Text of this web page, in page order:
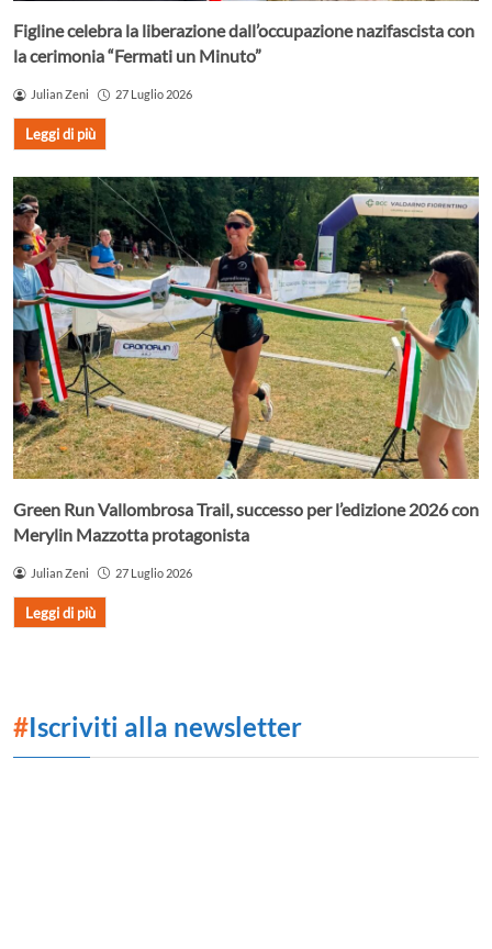
Figline celebra la liberazione dall’occupazione nazifascista con
la cerimonia “Fermati un Minuto”
Julian Zeni 27 Luglio 2026
Leggi di più
Green Run Vallombrosa Trail, successo per l’edizione 2026 con
Merylin Mazzotta protagonista
Julian Zeni 27 Luglio 2026
Leggi di più
#Iscriviti alla newsletter